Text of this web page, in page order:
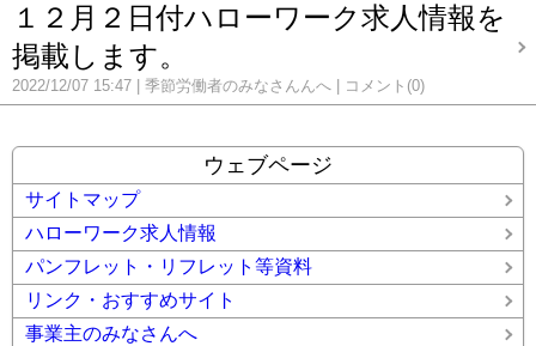
１２月２日付ハローワーク求人情報を
掲載します。
2022/12/07 15:47 季節労働者のみなさんんへ コメント(0)
ウェブページ
サイトマップ
ハローワーク求人情報
パンフレット・リフレット等資料
リンク・おすすめサイト
事業主のみなさんへ